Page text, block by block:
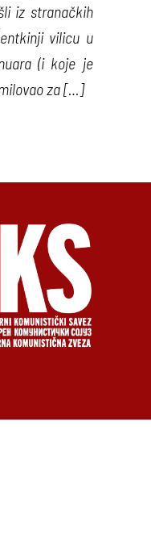
iz stranačkih
vilicu u
(i koje je
za […]